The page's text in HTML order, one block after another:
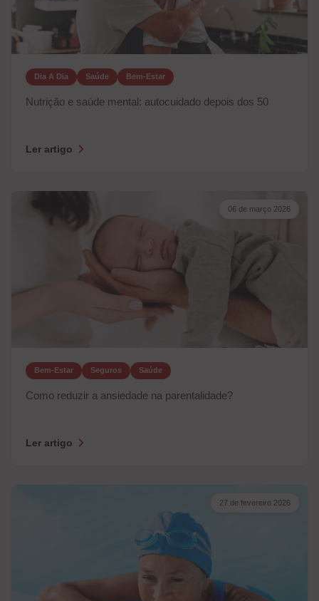
Dia A Dia Saúde Bem-Estar
Nutrição e saúde mental: autocuidado depois dos 50
Ler artigo
06 de março 2026
Bem-Estar Seguros Saúde
Como reduzir a ansiedade na parentalidade?
Ler artigo
27 de fevereiro 2026